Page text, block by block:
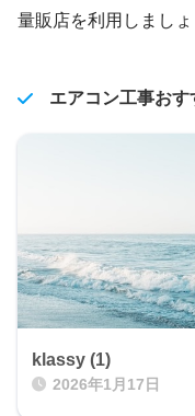
量販店を利用しましょ
エアコン工事お
klassy (1)
2026年1月17日